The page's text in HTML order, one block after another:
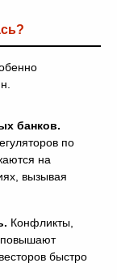
банков.
по
на
вызывая
Конфликты,
повышают
быстро